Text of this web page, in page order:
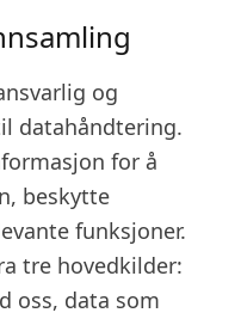
og
datahåndtering.
for å
beskytte
funksjoner.
tre hovedkilder:
oss, data som